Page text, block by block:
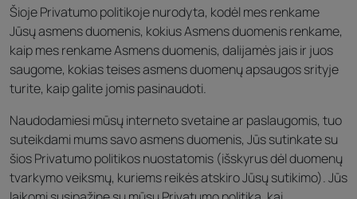
Šioje Privatumo politikoje nurodyta, kodėl mes renkame
Jūsų asmens duomenis, kokius Asmens duomenis renkame,
kaip mes renkame Asmens duomenis, dalijamės jais ir juos
saugome, kokias teises asmens duomenų apsaugos srityje
turite, kaip galite jomis pasinaudoti.
Naudodamiesi mūsų interneto svetaine ar paslaugomis, tuo
suteikdami mums savo asmens duomenis, Jūs sutinkate su
šios Privatumo politikos nuostatomis (išskyrus dėl duomenų
tvarkymo veiksmų, kuriems reikės atskiro Jūsų sutikimo). Jūs